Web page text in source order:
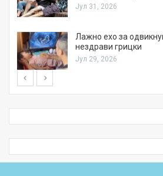
Јул 31, 2026
Лажно ехо за
нездрави грицки
Јул 29, 2026